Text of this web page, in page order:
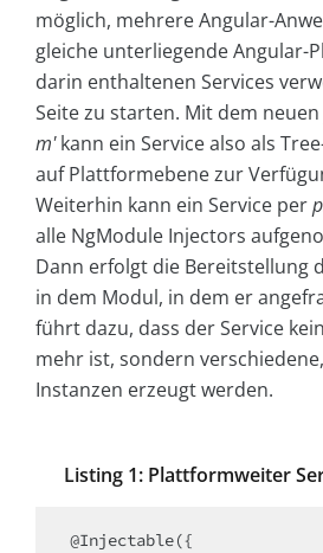
möglich, mehrere Angular-
gleiche unterliegende Angular-
darin enthaltenen Services
Seite zu starten. Mit dem neuen
m'kann ein Service also als
auf Plattformebene zur
Weiterhin kann ein Service per
alle NgModule Injectors
Dann erfolgt die Bereitstellung
in dem Modul, in dem er
führt dazu, dass der Service
mehr ist, sondern
Instanzen erzeugt werden.
Listing 1: Plattformweiter
@Injectable({